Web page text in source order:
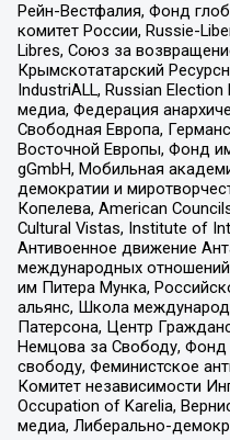
Рейн-Вестфалия, Фонд
комитет России, Russie-
Libres, Союз за
Крымскотатарский
IndustriALL, Russian
медиа, Федерация
Свободная Европа,
Восточной Европы, Фонд
gGmbH, Мобильная
демократии и
Копелева, American
Cultural Vistas, Institute of
Антивоенное движение
международных отношений
им Питера Мунка,
альянс, Школа
Патерсона, Центр
Немцова за Свободу,
свободу, Феминистское
Комитет независимости
Occupation of Karelia,
медиа, Либерально-